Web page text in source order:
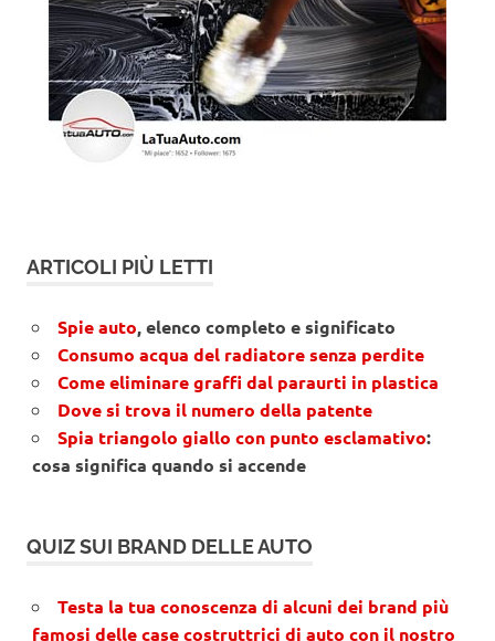
ARTICOLI PIÙ LETTI
Spie auto, elenco completo e significato
Consumo acqua del radiatore senza perdite
Come eliminare graffi dal paraurti in plastica
Dove si trova il numero della patente
Spia triangolo giallo con punto esclamativo:
cosa significa quando si accende
QUIZ SUI BRAND DELLE AUTO
Testa la tua conoscenza di alcuni dei brand più
famosi delle case costruttrici di auto con il nostro